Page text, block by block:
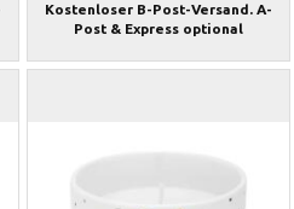
Kostenloser B-Post-Versand. A-
Post & Express optional